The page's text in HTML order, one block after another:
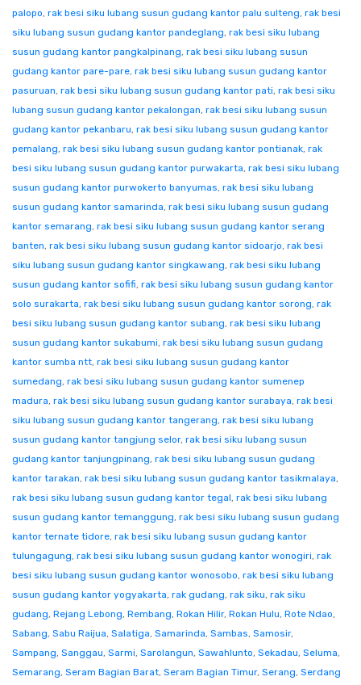
palopo, rak besi siku lubang susun gudang kantor palu sulteng, rak besi
siku lubang susun gudang kantor pandeglang, rak besi siku lubang
susun gudang kantor pangkalpinang, rak besi siku lubang susun
gudang kantor pare-pare, rak besi siku lubang susun gudang kantor
pasuruan, rak besi siku lubang susun gudang kantor pati, rak besi siku
lubang susun gudang kantor pekalongan, rak besi siku lubang susun
gudang kantor pekanbaru, rak besi siku lubang susun gudang kantor
pemalang, rak besi siku lubang susun gudang kantor pontianak, rak
besi siku lubang susun gudang kantor purwakarta, rak besi siku lubang
susun gudang kantor purwokerto banyumas, rak besi siku lubang
susun gudang kantor samarinda, rak besi siku lubang susun gudang
kantor semarang, rak besi siku lubang susun gudang kantor serang
banten, rak besi siku lubang susun gudang kantor sidoarjo, rak besi
siku lubang susun gudang kantor singkawang, rak besi siku lubang
susun gudang kantor sofifi, rak besi siku lubang susun gudang kantor
solo surakarta, rak besi siku lubang susun gudang kantor sorong, rak
besi siku lubang susun gudang kantor subang, rak besi siku lubang
susun gudang kantor sukabumi, rak besi siku lubang susun gudang
kantor sumba ntt, rak besi siku lubang susun gudang kantor
sumedang, rak besi siku lubang susun gudang kantor sumenep
madura, rak besi siku lubang susun gudang kantor surabaya, rak besi
siku lubang susun gudang kantor tangerang, rak besi siku lubang
susun gudang kantor tangjung selor, rak besi siku lubang susun
gudang kantor tanjungpinang, rak besi siku lubang susun gudang
kantor tarakan, rak besi siku lubang susun gudang kantor tasikmalaya,
rak besi siku lubang susun gudang kantor tegal, rak besi siku lubang
susun gudang kantor temanggung, rak besi siku lubang susun gudang
kantor ternate tidore, rak besi siku lubang susun gudang kantor
tulungagung, rak besi siku lubang susun gudang kantor wonogiri, rak
besi siku lubang susun gudang kantor wonosobo, rak besi siku lubang
susun gudang kantor yogyakarta, rak gudang, rak siku, rak siku
gudang, Rejang Lebong, Rembang, Rokan Hilir, Rokan Hulu, Rote Ndao,
Sabang, Sabu Raijua, Salatiga, Samarinda, Sambas, Samosir,
Sampang, Sanggau, Sarmi, Sarolangun, Sawahlunto, Sekadau, Seluma,
Semarang, Seram Bagian Barat, Seram Bagian Timur, Serang, Serdang